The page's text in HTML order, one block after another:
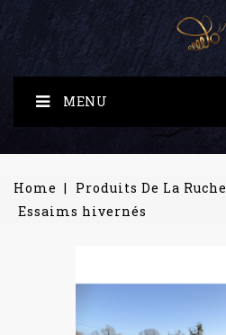
MENU
Home Produits De La Ruche
Essaims hivernés